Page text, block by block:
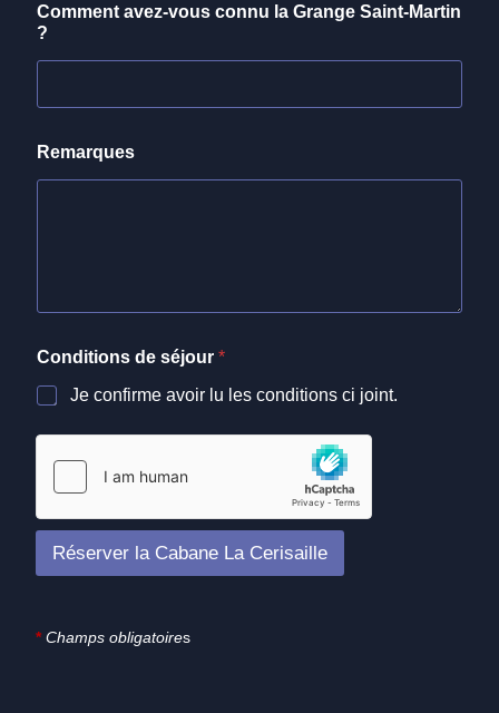
Comment avez-vous connu la Grange Saint-Martin
?
Remarques
Conditions de séjour *
Je confirme avoir lu les conditions ci joint.
Réserver la Cabane La Cerisaille
*Champs obligatoires